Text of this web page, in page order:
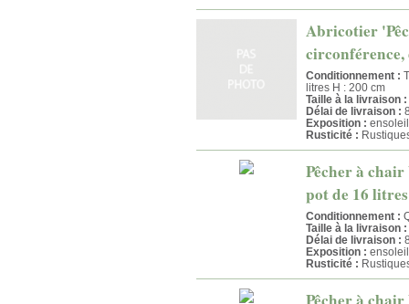
Abricotier
circonférence,
Conditionnement :
litres H : 200 cm
Taille à la livraison :
Délai de livraison :
Exposition :
Rusticité :
Pêcher à
pot de 16
Conditionnement :
Taille à la livraison :
Délai de livraison :
Exposition :
Rusticité :